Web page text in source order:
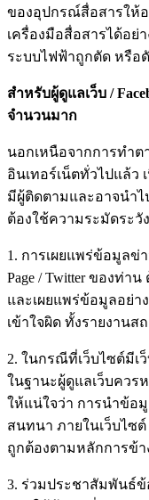
ของอุปกรณ์สื่อสารให้อ
เครื่องมือสื่อสารได้อย่
ระบบไฟฟ้าถูกตัด หรือ
สำหรับผู้ดูแลเว็บ /
จำนวนมาก
นอกเหนือจากการทำ
อินเทอร์เน็ตทั่วไปแล้ว
มีผู้ติดตามและอาจนำไ
ต้องใช้ความระมัดระวั
1. การเผยแพร่ข้อมูลข่
Page / Twitter ของท่า
และเผยแพร่ข้อมูลอย่า
เข้าใจผิด ทั้งรายงาน
2. ในกรณีที่เว็บไซต์มีเ
ในฐานะผู้ดูแลเว็บควร
ให้แน่ใจว่า การนำข้อ
สนทนา ภายในเว็บไซต์
ถูกต้องตามหลักการข้า
3. ร่วมประชาสัมพันธ์ข้